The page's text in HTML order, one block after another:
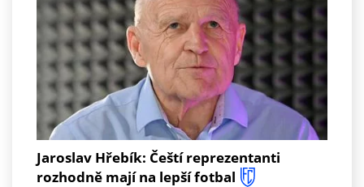
Jaroslav Hřebík: Čeští reprezentanti
rozhodně mají na lepší fotbal